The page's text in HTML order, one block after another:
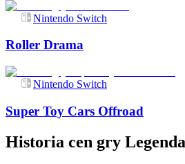
Nintendo Switch
Roller Drama
Nintendo Switch
Super Toy Cars Offroad
Historia cen gry